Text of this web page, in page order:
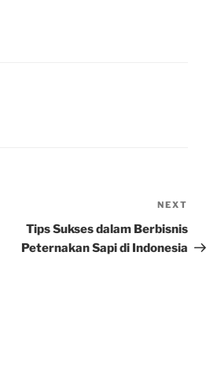
Post
NEXT
Tips Sukses dalam Berbisnis
Peternakan Sapi di Indonesia